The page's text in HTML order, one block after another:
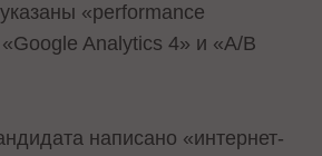
«performance
Analytics 4» и «A/B
написано «интернет-